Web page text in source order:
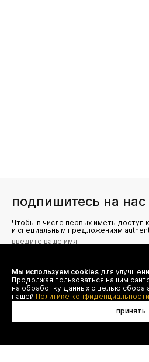
подпишитесь на нас
Чтобы в числе первых иметь доступ
и специальным предложениям
Я даю согласие на сбор,
персональных данных (имя, email,
рекламных и информационных
Юнайтед', а также ознакомлен(а)
Политикой конфиденциальности
Мы используем cookies для
Продолжая пользоваться нашим
на обработку данных с целью сбора
нашей Политике
принять